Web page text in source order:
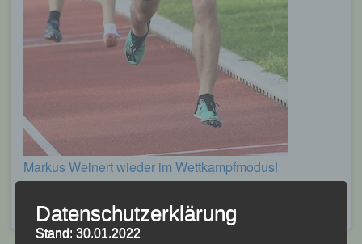
Markus Weinert wieder im Wettkampfmodus!
VeröffentlichtinAktuelles,Archiv 2023
Datenschutzerklärung
Stand: 30.01.2022